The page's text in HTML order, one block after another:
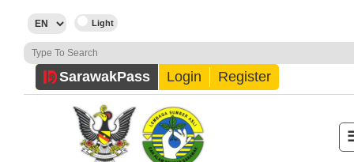
SarawakPass Login Register